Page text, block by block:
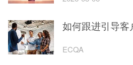
如何跟进引导客
ECQA